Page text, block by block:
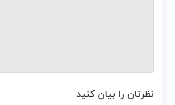
نظرتان را بیان کنید